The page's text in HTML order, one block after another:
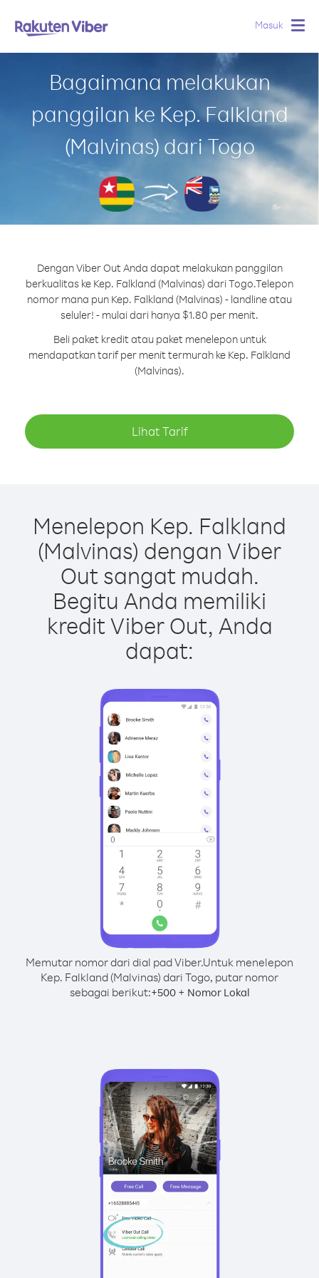
Masuk
Bagaimana melakukan
panggilan ke Kep. Falkland
(Malvinas) dari Togo
Dengan Viber Out Anda dapat melakukan panggilan
berkualitas ke Kep. Falkland (Malvinas) dari Togo.Telepon
nomor mana pun Kep. Falkland (Malvinas) - landline atau
seluler! - mulai dari hanya $1.80 per menit.
Beli paket kredit atau paket menelepon untuk
mendapatkan tarif per menit termurah ke Kep. Falkland
(Malvinas).
Lihat Tarif
Menelepon Kep. Falkland
(Malvinas) dengan Viber
Out sangat mudah.
Begitu Anda memiliki
kredit Viber Out, Anda
dapat:
Memutar nomor dari dial pad Viber.Untuk menelepon
Kep. Falkland (Malvinas) dari Togo, putar nomor
sebagai berikut:+500+ Nomor Lokal